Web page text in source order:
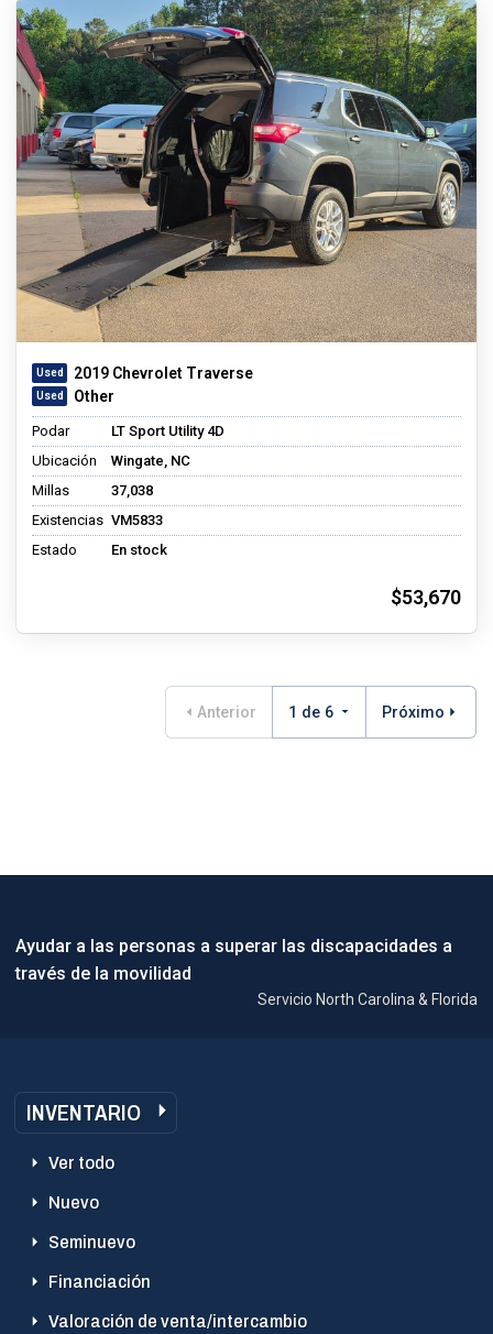
2019 Chevrolet Traverse
Other
Podar
LT Sport Utility 4D
Ubicación
Wingate, NC
Millas
37,038
Existencias VM5833
Estado
En stock
$53,670
Anterior 1 de 6 Próximo
Ayudar a las personas a superar las discapacidades a
través de la movilidad
Servicio North Carolina & Florida
INVENTARIO
Ver todo
Nuevo
Seminuevo
Financiación
Valoración de venta/intercambio